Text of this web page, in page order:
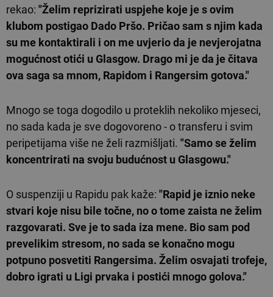
rekao: "Želim reprizirati uspjehe koje je s ovim
klubom postigao Dado Pršo. Pričao sam s njim kada
su me kontaktirali i on me uvjerio da je nevjerojatna
mogućnost otići u Glasgow. Drago mi je da je čitava
ova saga sa mnom, Rapidom i Rangersim gotova."
Mnogo se toga dogodilo u proteklih nekoliko mjeseci,
no sada kada je sve dogovoreno - o transferu i svim
peripetijama više ne želi razmišljati. "Samo se želim
koncentrirati na svoju budućnost u Glasgowu."
O suspenziji u Rapidu pak kaže: "Rapid je iznio neke
stvari koje nisu bile točne, no o tome zaista ne želim
razgovarati. Sve je to sada iza mene. Bio sam pod
prevelikim stresom, no sada se konačno mogu
potpuno posvetiti Rangersima. Želim osvajati trofeje,
dobro igrati u Ligi prvaka i postići mnogo golova."